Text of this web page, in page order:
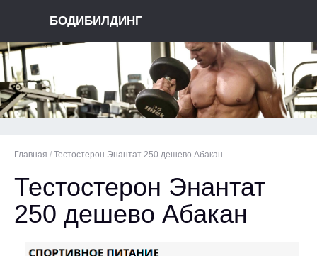
БОДИБИЛДИНГ
Главная / Тестостерон Энантат 250 дешево Абакан
Тестостерон Энантат
250 дешево Абакан